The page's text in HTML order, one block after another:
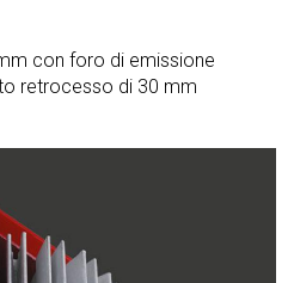
con foro di emissione
retrocesso di 30 mm